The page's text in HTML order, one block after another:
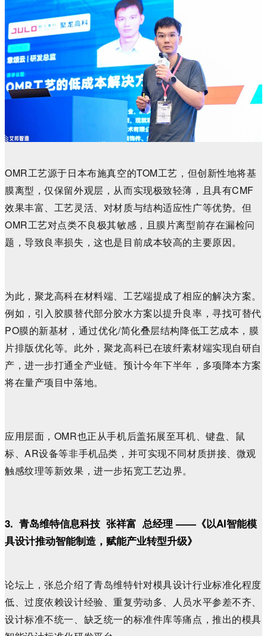
OMR工艺源于日本布施真空的TOM工艺，但创新性地将基
膜离型，仅保留外观层，从而实现极致轻薄，且具有CMF
效果丰富、工艺灵活、对材质与结构适应性广等优势。但
OMR工艺对点类不良极其敏感，且膜片离型前存在漏检问
题，导致良率损失，这也是目前成本较高的主要原因。
为此，聚龙高科在材料端、工艺端提成了相应的解决方案。
例如，引入胶膜替代部分胶水方案以提升良率，寻找可替代
PO膜的新基材，通过优化/简化叠层结构降低工艺成本，膜
片排版优化等。此外，聚龙高科已在玻纤素材端实现自研自
产，进一步打通全产业链。预计今年下半年，多项降本方案
将在量产项目中落地。
应用层面，OMR也正从手机后盖拓展至耳机、键盘、鼠
标、AR设备等非手机品类，并可实现不同材质拼接、微观
触感纹理等新效果，进一步拓宽工艺边界。
3. 青岛维特信息科技 张祥富 总经理 ——《以AI智能模
具设计推动智能制造，赋能产业转型升级》
论坛上，张总介绍了青岛维特针对模具设计行业标准化程度
低、过度依赖设计经验、重复劳动多、人员水平参差不齐、
设计标准不统一、缺乏统一的标准件库等痛点，推出的模具